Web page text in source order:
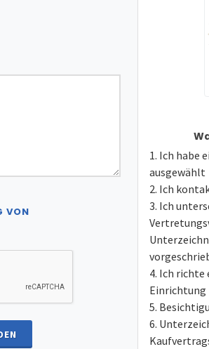
VON
Ich habe
ausgewählt
Ich
Ich
Ich richte
Einrichtung